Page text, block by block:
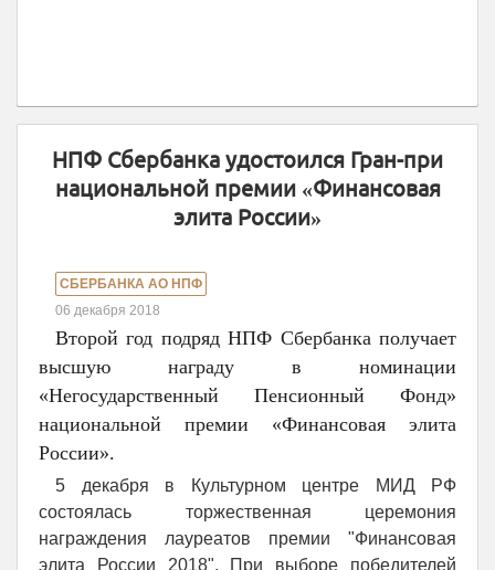
НПФ Сбербанка удостоился Гран-при
национальной премии «Финансовая
элита России»
СБЕРБАНКА АО НПФ
06 декабря 2018
Второй год подряд НПФ Сбербанка получает
высшую награду в номинации
«Негосударственный Пенсионный Фонд»
национальной премии «Финансовая элита
России».
5 декабря в Культурном центре МИД РФ
состоялась торжественная церемония
награждения лауреатов премии "Финансовая
элита России 2018". При выборе победителей